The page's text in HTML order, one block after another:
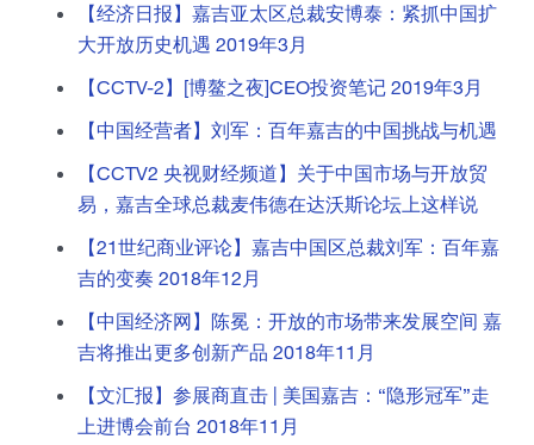
【经济日报】嘉吉亚太区总裁安博泰：紧抓中国扩
大开放历史机遇 2019年3月
【CCTV-2】[博鳌之夜]CEO投资笔记 2019年3月
【中国经营者】刘军：百年嘉吉的中国挑战与机遇
【CCTV2 央视财经频道】关于中国市场与开放贸
易，嘉吉全球总裁麦伟德在达沃斯论坛上这样说
【21世纪商业评论】嘉吉中国区总裁刘军：百年嘉
吉的变奏 2018年12月
【中国经济网】陈冕：开放的市场带来发展空间 嘉
吉将推出更多创新产品 2018年11月
【文汇报】参展商直击 | 美国嘉吉：“隐形冠军”走
上进博会前台 2018年11月